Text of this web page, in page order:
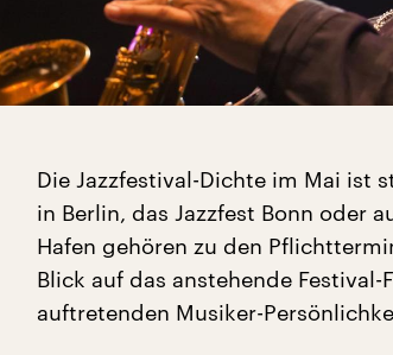
Die Jazzfestival-Dichte im Mai ist
in Berlin, das Jazzfest Bonn oder
Hafen gehören zu den
Blick auf das anstehende
auftretenden Musiker-